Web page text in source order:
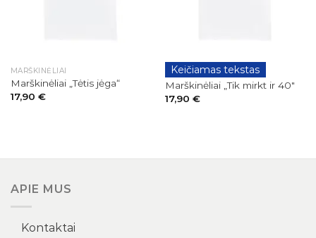
MARŠKINĖLIAI
Marškinėliai „Tėtis jėga“
17,90 €
GIMTADIENIAI
Keičiamas tekstas
Marškinėliai „Tik mirkt ir 40″
17,90 €
APIE MUS
Kontaktai